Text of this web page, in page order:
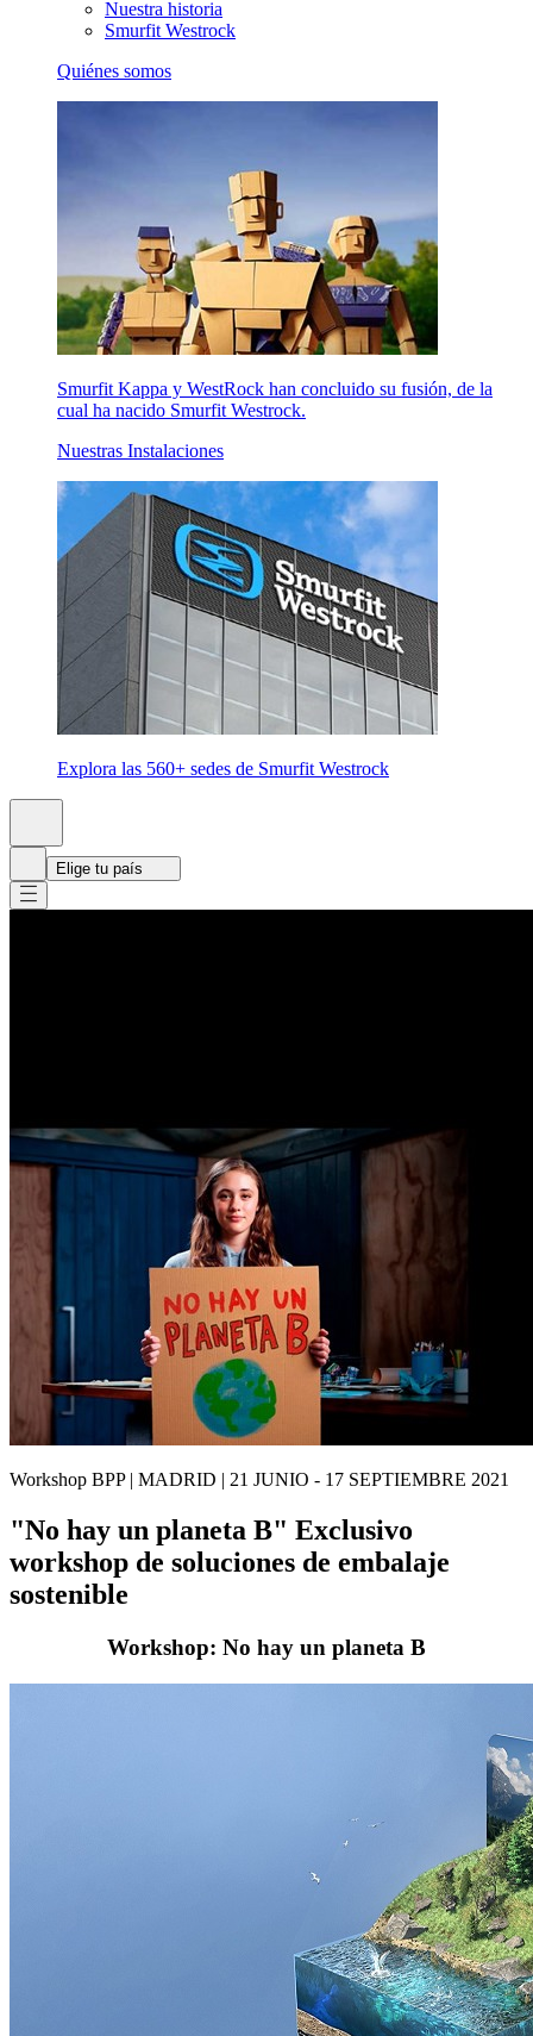
Nuestra historia
Smurfit Westrock
Quiénes somos
Smurfit Kappa y WestRock han concluido su fusión, de la
cual ha nacido Smurfit Westrock.
Nuestras Instalaciones
Explora las 560+ sedes de Smurfit Westrock
Elige tu país
Workshop BPP | MADRID | 21 JUNIO - 17 SEPTIEMBRE 2021
"No hay un planeta B" Exclusivo
workshop de soluciones de embalaje
sostenible
Workshop: No hay un planeta B